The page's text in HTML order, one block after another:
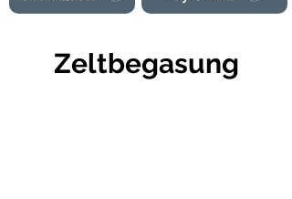
Zeltbegasung